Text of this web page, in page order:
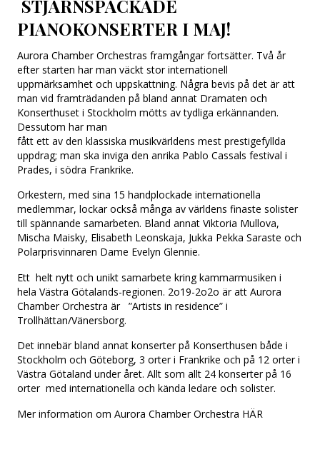
STJÄRNSPÄCKADE
PIANOKONSERTER I MAJ!
Aurora Chamber Orchestras framgångar fortsätter. Två år
efter starten har man väckt stor internationell
uppmärksamhet och uppskattning. Några bevis på det är att
man vid framträdanden på bland annat Dramaten och
Konserthuset i Stockholm mötts av tydliga erkännanden.
Dessutom har man
fått ett av den klassiska musikvärldens mest prestigefyllda
uppdrag; man ska inviga den anrika Pablo Cassals festival i
Prades, i södra Frankrike.
Orkestern, med sina 15 handplockade internationella
medlemmar, lockar också många av världens finaste solister
till spännande samarbeten. Bland annat Viktoria Mullova,
Mischa Maisky, Elisabeth Leonskaja, Jukka Pekka Saraste och
Polarprisvinnaren Dame Evelyn Glennie.
Ett helt nytt och unikt samarbete kring kammarmusiken i
hela Västra Götalands-regionen. 2o19-2o2o är att Aurora
Chamber Orchestra är ”Artists in residence” i
Trollhättan/Vänersborg.
Det innebär bland annat konserter på Konserthusen både i
Stockholm och Göteborg, 3 orter i Frankrike och på 12 orter i
Västra Götaland under året. Allt som allt 24 konserter på 16
orter med internationella och kända ledare och solister.
Mer information om Aurora Chamber Orchestra HÄR